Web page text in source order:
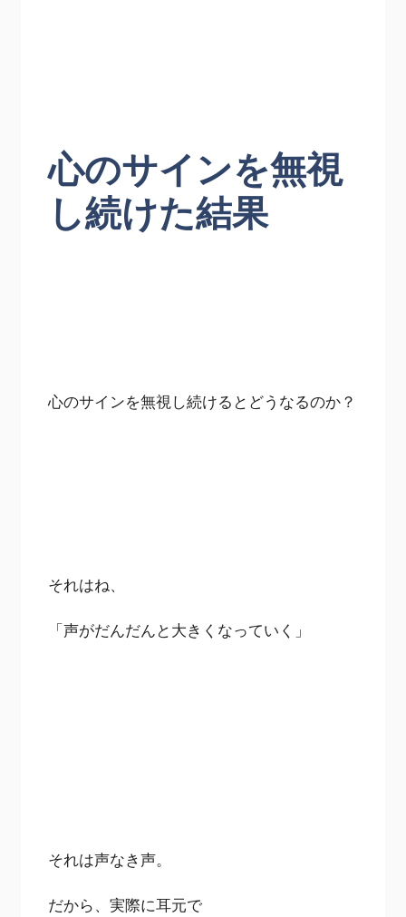
心のサインを無視
し続けた結果
心のサインを無視し続けるとどうなるのか？
それはね、
「声がだんだんと大きくなっていく」
それは声なき声。
だから、実際に耳元で